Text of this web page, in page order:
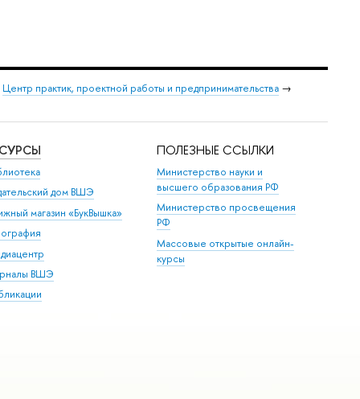
Центр практик, проектной работы и предпринимательства →
дом ВШЭ
магазин «БукВышка»
ВШЭ
ПОЛЕЗНЫЕ ССЫЛКИ
Министерство науки и
высшего образования РФ
Министерство просвещения
РФ
Массовые открытые онлайн-
курсы